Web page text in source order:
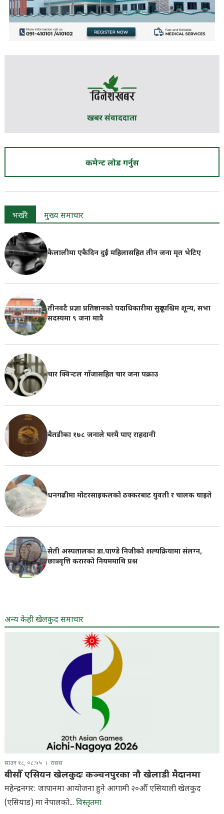
खबर संवाददाता
कमेन्ट लोड गर्नुस
भर्खरै मुख्य समाचार
कैलालीमा एकैदिन दुई महिलासहित तीन जना मृत भेटिए
तीनवटै प्रज्ञा प्रतिष्ठानको पदाधिकारीमा सुदूरपश्चिम शून्य, सभा
सदस्यमा ९ जना मात्रै
चार क्विन्टल गाँजासहित चार जना पक्राउ
बैतडीका १७८ जनाले घरमै पाए राहदानी
धनगढीमा मोटरसाइकलको ठक्करबाट युवती र चालक घाइते
सेती अस्पतालका डा.पाण्डे निजीको शल्यक्रियामा संलग्न,
छात्रवृत्ति करारको नियममाथि प्रश्न
अन्य केही खेलकुद समाचार
साउन १८, ०८:५५ रासस
बीसौँ एसियन खेलकुदः कञ्चनपुरका नौ खेलाडी मैदानमा
महेन्द्रनगर: जापानमा आयोजना हुने आगामी २०औँ एसियाली खेलकुद
(एसियाड) मा नेपालको... विस्तृतमा